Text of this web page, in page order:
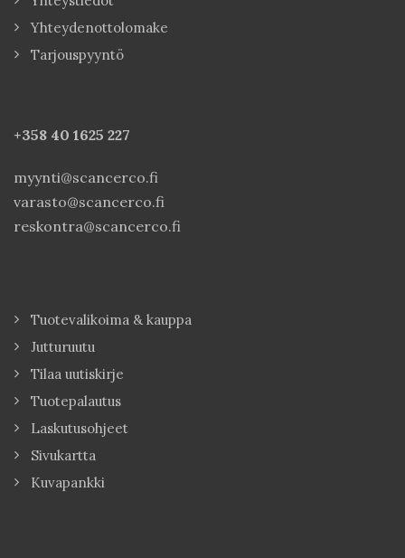
Yhteydenottolomake
Tarjouspyyntö
+358 40 1625 227
myynti@scancerco.fi
varasto@scancerco.fi
reskontra@scancerco.fi
Tuotevalikoima & kauppa
Jutturuutu
Tilaa uutiskirje
Tuotepalautus
Laskutusohjeet
Sivukartta
Kuvapankki